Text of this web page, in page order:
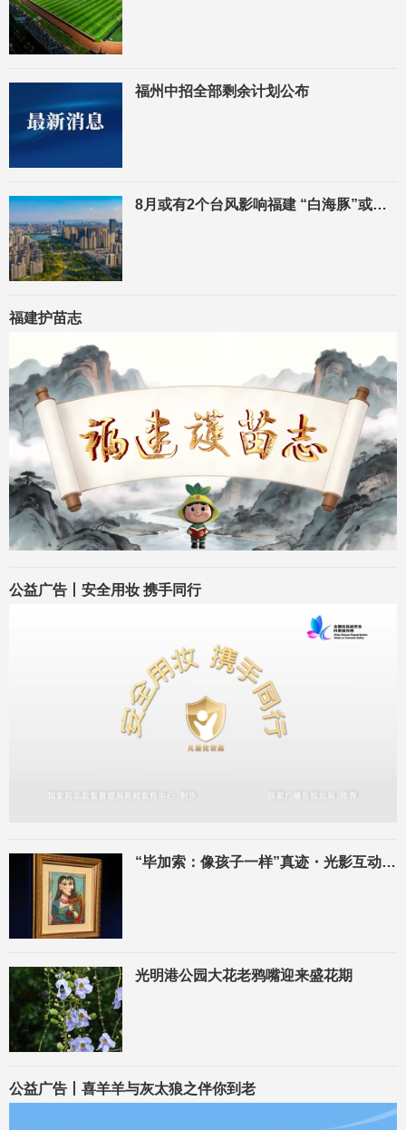
福州中招全部剩余计划公布
8月或有2个台风影响福建 “白海豚”或靠近东部海域
福建护苗志
公益广告丨安全用妆 携手同行
“毕加索：像孩子一样”真迹・光影互动艺术展在福州开展！
光明港公园大花老鸦嘴迎来盛花期
公益广告丨喜羊羊与灰太狼之伴你到老